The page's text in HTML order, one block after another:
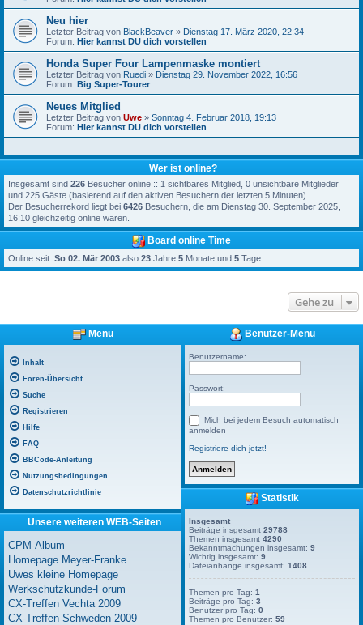
Neu hier
Letzter Beitrag von BlackBeaver » Dienstag 17. März 2020, 22:34
Forum: Hier kannst DU dich vorstellen
Honda Super Four Lampenmaske montiert
Letzter Beitrag von Ruedi » Dienstag 29. November 2022, 16:56
Forum: Big Super-Tourer
Neues Mitglied
Letzter Beitrag von Uwe » Sonntag 4. Februar 2018, 19:13
Forum: Hier kannst DU dich vorstellen
Wer ist online?
Insgesamt sind 226 Besucher online :: 1 sichtbares Mitglied, 0 unsichtbare Mitglieder
und 225 Gäste (basierend auf den aktiven Besuchern der letzten 5 Minuten)
Der Besucherrekord liegt bei 6426 Besuchern, die am Dienstag 30. September 2025,
16:10 gleichzeitig online waren.
Board online Time
Online seit: So 02. Mär 2003 also 23 Jahre 5 Monate und 5 Tage
Gehe zu
Menü
Inhalt
Foren-Übersicht
Suche
Registrieren
Hilfe
FAQ
BBCode-Anleitung
Nutzungsbedingungen
Datenschutzrichtlinie
Unsere weiteren WEB-Seiten
CPM-Album
Homepage Meyer-Franke
Uwes kleine Homepage
Werkschutzkunde-Forum
CX-Treffen Vechta 2009
CX-Treffen Schweden 2009
Benutzer-Menü
Benutzername:
Passwort:
Mich bei jedem Besuch automatisch
anmelden
Registriere dich jetzt!
Statistik
Insgesamt
Beiträge insgesamt29788
Themen insgesamt4290
Bekanntmachungen insgesamt:9
Wichtig insgesamt:9
Dateianhänge insgesamt:1408
Themen pro Tag:1
Beiträge pro Tag:3
Benutzer pro Tag:0
Themen pro Benutzer:59